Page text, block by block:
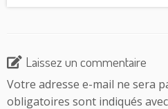
Laissez un commentaire
Votre adresse e-mail ne sera
obligatoires sont indiqués avec